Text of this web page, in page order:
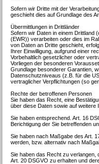
Sofern wir Dritte mit der
geschieht dies auf Grundlage des
Übermittlungen in Drittländer
Sofern wir Daten in einem Drittland
(EWR)) verarbeiten oder dies im
von Daten an Dritte geschieht,
Ihrer Einwilligung, aufgrund einer
Vorbehaltlich gesetzlicher oder
Vorliegen der besonderen
Grundlage besonderer Garantien,
Datenschutzniveaus (z.B. für die
vertraglicher Verpflichtungen (so
Rechte der betroffenen Personen
Sie haben das Recht, eine
über diese Daten sowie auf weitere
Sie haben entsprechend. Art. 16
Berichtigung der Sie betreffenden
Sie haben nach Maßgabe des Art.
werden, bzw. alternativ nach
Sie haben das Recht zu verlangen,
Art. 20 DSGVO zu erhalten und